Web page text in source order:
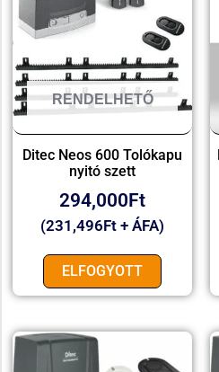
RENDELHETŐ
Ditec Neos 600 Tolókapu
nyitó szett
294,000 Ft
(231,496Ft + ÁFA)
ELFOGYOTT